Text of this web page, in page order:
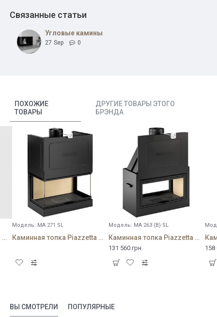
Связанные статьи
Угловые камины
27 Sep 0
ПОХОЖИЕ
ТОВАРЫ
ДРУГИЕ ТОВАРЫ ЭТОГО
БРЭНДА
Каминная топка Piazzetta MA 267 SL
Модель: MA 271 SL
Каминная топка Piazzetta MA 271 SL
Модель: MA 263 (B) SL
Каминная топка Piazzetta MA 263 (B) SL
131 560 грн. 158
ВЫ СМОТРЕЛИ ПОПУЛЯРНЫЕ